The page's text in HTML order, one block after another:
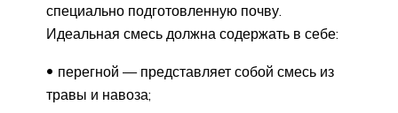
специально подготовленную почву.
Идеальная смесь должна содержать в себе:
перегной — представляет собой смесь из
травы и навоза;